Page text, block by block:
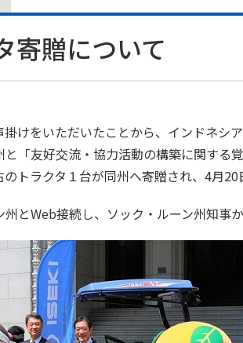
寄贈について
けをいただいたことから、インドネ
「友好交流・協力活動の構築に関す
トラクタ１台が同州へ寄贈され、4月20
とWeb接続し、ソック・ルーン州知事